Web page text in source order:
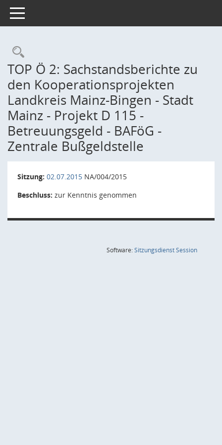
Toggle navigation
Rechercheauswahl
TOP Ö 2: Sachstandsberichte zu
den Kooperationsprojekten
Landkreis Mainz-Bingen - Stadt
Mainz - Projekt D 115 -
Betreuungsgeld - BAFöG -
Zentrale Bußgeldstelle
Sitzung: 02.07.2015 NA/004/2015
Beschluss: zur Kenntnis genommen
Software:SitzungsdienstSession(Wird in